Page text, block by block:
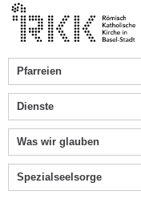
Pfarreien
Dienste
Was wir glauben
Spezialseelsorge